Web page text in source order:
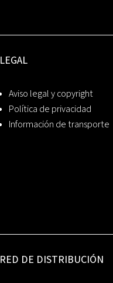
LEGAL
Aviso legal y copyright
Política de privacidad
Información de transporte
RED DE DISTRIBUCIÓN